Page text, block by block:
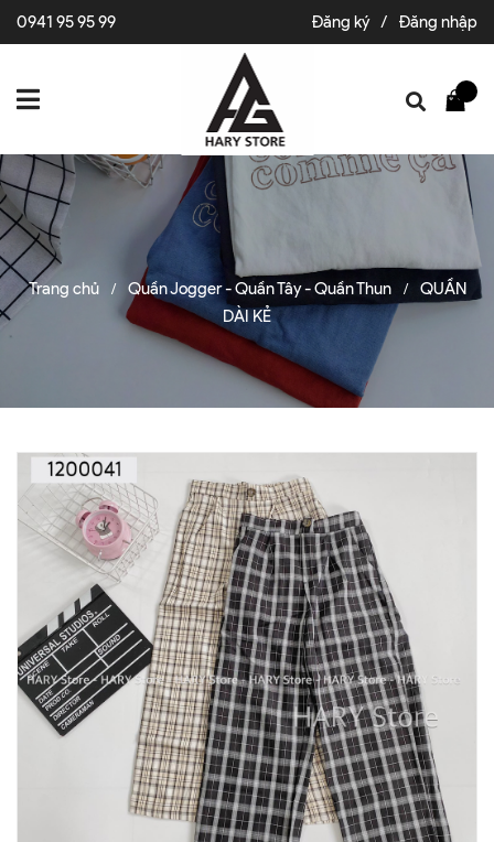
0941 95 95 99 Đăng ký / Đăng nhập
Trang chủ / Quần Jogger - Quần Tây - Quần Thun /
QUẦN
DÀI KẺ